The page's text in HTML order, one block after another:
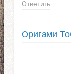
Ответить
Оригами